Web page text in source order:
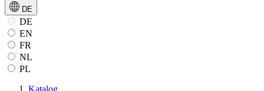
DE
DE
EN
FR
NL
PL
Katalog